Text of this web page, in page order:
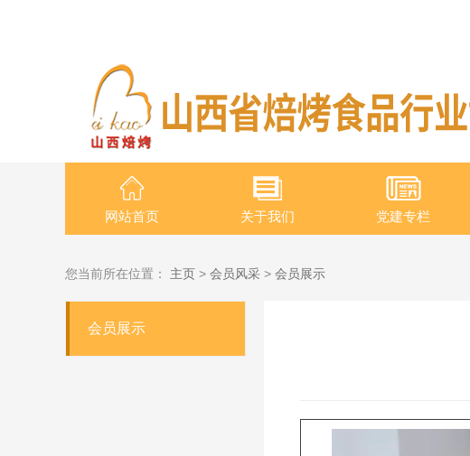
网站首页 关于我们 党建专栏
您当前所在位置： 主页 > 会员风采 > 会员展示
会员展示